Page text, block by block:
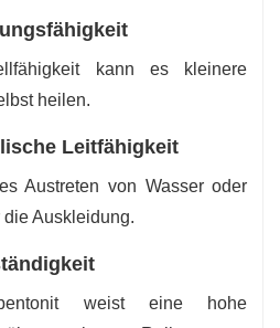
kann es kleinere
heilen.
Leitfähigkeit
Austreten von Wasser oder
Auskleidung.
weist eine hohe